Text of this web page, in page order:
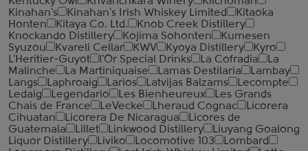
Kinahan's
Kinahan's Irish Whiskey Limited
Kitaoka
Honten
Kitaya Co. Ltd.
Knob Creek Distillery
Knockando Distillery
Kojima Sohonten
Kumesen
Syuzou
Kvareli Cellar KWV Kyoya Distillery
Kyro
L'Heritier-Guyot
l'Or Special Drinks La Cofradia
La
Malinche
La Martiniquaise Lamas Destilaria
Lambay
Langs
Laphroaig Larios Latvijas Balzams
Lecompte
Ledaig
Legendario Les Bienheureux
Les Grands
Chais de France
LeVecke Lheraud Cognac
Licorera
Cihuatan
Licorera De Nicaragua
Licores de
Guatemala
Lillet Linkwood Distillery
Liuyang Goalong
Liquor Distillery
Liviko Locomotive 103
Lombard